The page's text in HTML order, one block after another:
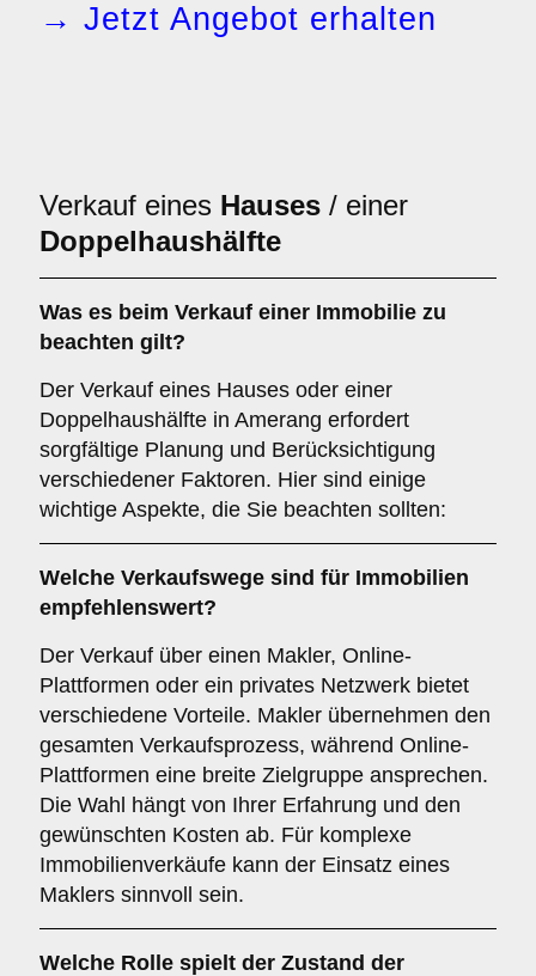
→ Jetzt Angebot erhalten
Verkauf eines Hauses / einer
Doppelhaushälfte
Was es beim Verkauf einer Immobilie zu
beachten gilt?
Der Verkauf eines Hauses oder einer
Doppelhaushälfte in Amerang erfordert
sorgfältige Planung und Berücksichtigung
verschiedener Faktoren. Hier sind einige
wichtige Aspekte, die Sie beachten sollten:
Welche Verkaufswege sind für Immobilien
empfehlenswert?
Der Verkauf über einen Makler, Online-
Plattformen oder ein privates Netzwerk bietet
verschiedene Vorteile. Makler übernehmen den
gesamten Verkaufsprozess, während Online-
Plattformen eine breite Zielgruppe ansprechen.
Die Wahl hängt von Ihrer Erfahrung und den
gewünschten Kosten ab. Für komplexe
Immobilienverkäufe kann der Einsatz eines
Maklers sinnvoll sein.
Welche Rolle spielt der Zustand der